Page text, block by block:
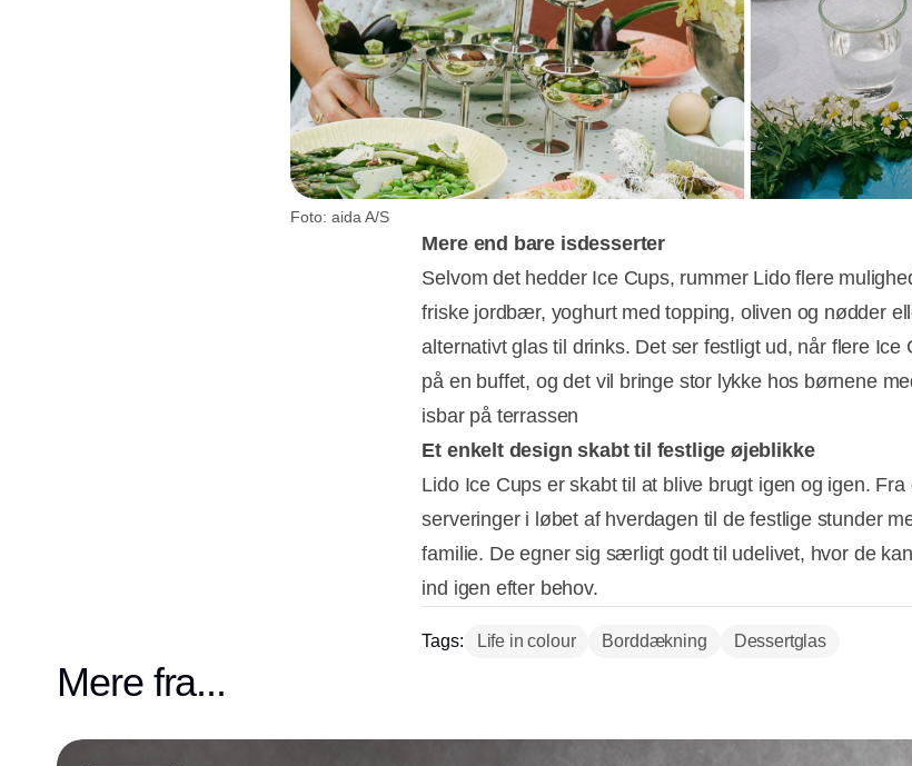
Foto: aida A/S
Mere end bare isdesserter
Selvom det hedder Ice Cups, rummer Lido flere
friske jordbær, yoghurt med topping, oliven og nødder
alternativt glas til drinks. Det ser festligt ud, når flere Ice
på en buffet, og det vil bringe stor lykke hos børnene
isbar på terrassen
Et enkelt design skabt til festlige øjeblikke
Lido Ice Cups er skabt til at blive brugt igen og igen. Fra
serveringer i løbet af hverdagen til de festlige stunder
familie. De egner sig særligt godt til udelivet, hvor de
ind igen efter behov.
Tags: Life in colour Borddækning Dessertglas
Mere fra...